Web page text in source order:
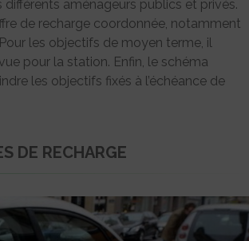
aménageurs publics et privés.
de recharge coordonnée, notamment
les objectifs de moyen terme, il
pour la station. Enfin, le schéma
les objectifs fixés à l’échéance de
DE RECHARGE